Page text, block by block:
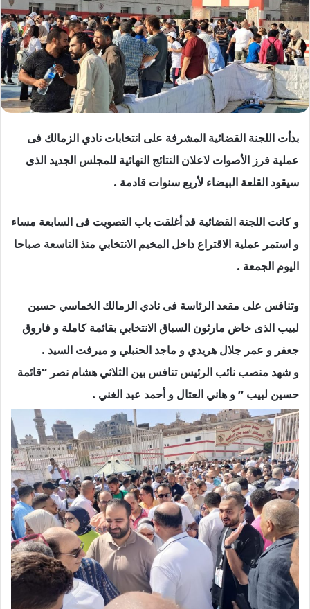
بدأت اللجنة القضائية المشرفة على انتخابات نادي الزمالك فى
عملية فرز الأصوات لاعلان النتائج النهائية للمجلس الجديد الذى
سيقود القلعة البيضاء لأربع سنوات قادمة .
و كانت اللجنة القضائية قد أغلقت باب التصويت فى السابعة مساء
و استمر عملية الاقتراع داخل المخيم الانتخابي منذ التاسعة صباحا
اليوم الجمعة .
وتنافس على مقعد الرئاسة فى نادي الزمالك الخماسي حسين
لبيب الذى خاض مارثون السباق الانتخابي بقائمة كاملة و فاروق
جعفر و عمر جلال هريدي و ماجد الحنبلي و ميرفت السيد .
و شهد منصب نائب الرئيس تنافس بين الثلاثي هشام نصر “قائمة
حسين لبيب ” و هاني العتال و أحمد عبد الغني .